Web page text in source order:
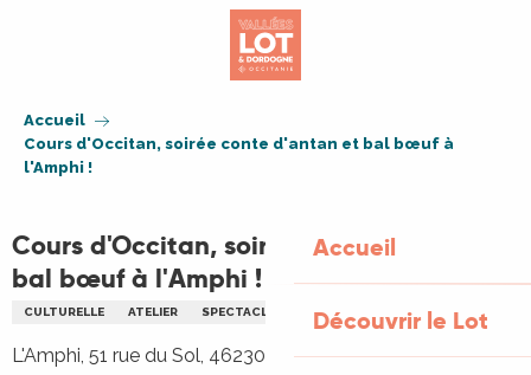
Accueil
Découvrir le Lot
Accueil
Cours d'Occitan, soirée conte d'antan et bal bœuf à
l'Amphi !
Cours d'Occitan, soirée conte d'antan et
bal bœuf à l'Amphi !
CULTURELLE ATELIER SPECTACLE CONTES
L'Amphi, 51 rue du Sol, 46230 Lalbenque